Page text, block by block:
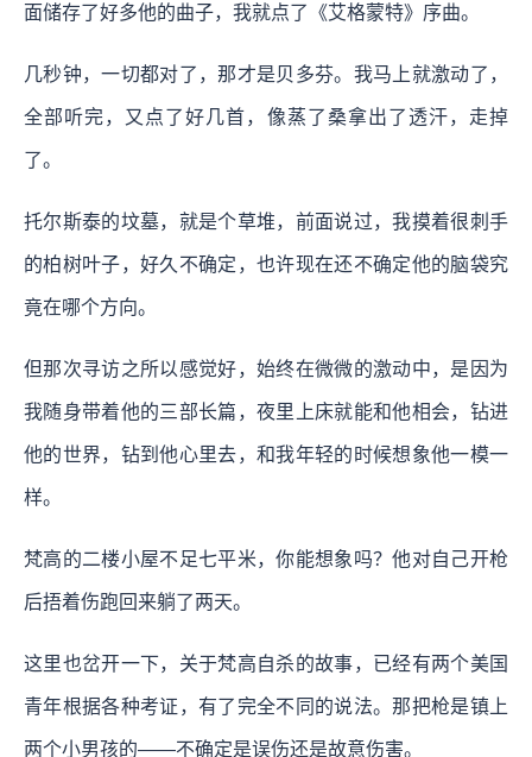
面储存了好多他的曲子，我就点了《艾格蒙特》序曲。
几秒钟，一切都对了，那才是贝多芬。我马上就激动了，
全部听完，又点了好几首，像蒸了桑拿出了透汗，走掉
了。
托尔斯泰的坟墓，就是个草堆，前面说过，我摸着很刺手
的柏树叶子，好久不确定，也许现在还不确定他的脑袋究
竟在哪个方向。
但那次寻访之所以感觉好，始终在微微的激动中，是因为
我随身带着他的三部长篇，夜里上床就能和他相会，钻进
他的世界，钻到他心里去，和我年轻的时候想象他一模一
样。
梵高的二楼小屋不足七平米，你能想象吗？他对自己开枪
后捂着伤跑回来躺了两天。
这里也岔开一下，关于梵高自杀的故事，已经有两个美国
青年根据各种考证，有了完全不同的说法。那把枪是镇上
两个小男孩的——不确定是误伤还是故意伤害。